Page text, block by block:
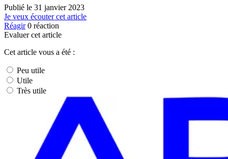
Publié le 31 janvier 2023
Je veux écouter cet article
Réagir 0 réaction
Evaluer cet article
Cet article vous a été :
Peu utile
Utile
Très utile